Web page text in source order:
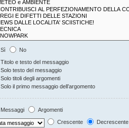
Sì
No
Titolo e testo del messaggio
Solo testo del messaggio
Solo titoli degli argomenti
Solo il primo messaggio dell’argomento
Messaggi
Argomenti
Crescente Decrescente